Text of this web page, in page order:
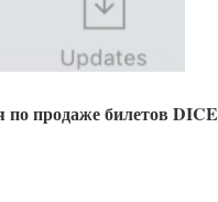
продаже билетов DICE